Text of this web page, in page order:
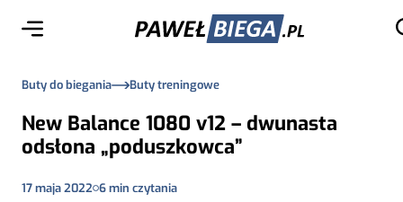
Buty do biegania Buty treningowe
New Balance 1080 v12 – dwunasta
odsłona „poduszkowca”
17 maja 2022 6min czytania